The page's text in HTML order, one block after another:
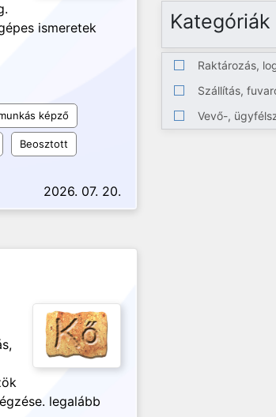
ismeretek
képző
Beosztott
2026. 07. 20.
legalább
Kategóriák
Raktározás,
Szállítás,
Vevő-,